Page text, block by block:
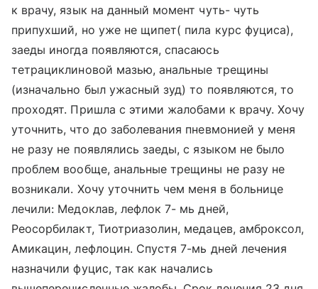
к врачу, язык на данный момент чуть- чуть
припухший, но уже не щипет( пила курс фуциса),
заеды иногда появляются, спасаюсь
тетрациклиновой мазью, анальные трещины
(изначально был ужасный зуд) то появляются, то
проходят. Пришла с этими жалобами к врачу. Хочу
уточнить, что до заболевания пневмонией у меня
не разу не появлялись заеды, с языком не было
проблем вообще, анальные трещины не разу не
возникали. Хочу уточнить чем меня в больнице
лечили: Медоклав, лефлок 7- мь дней,
Реосорбилакт, Тиотриазолин, медацев, амброксол,
Амикацин, лефлоцин. Спустя 7-мь дней лечения
назначили фуцис, так как начались